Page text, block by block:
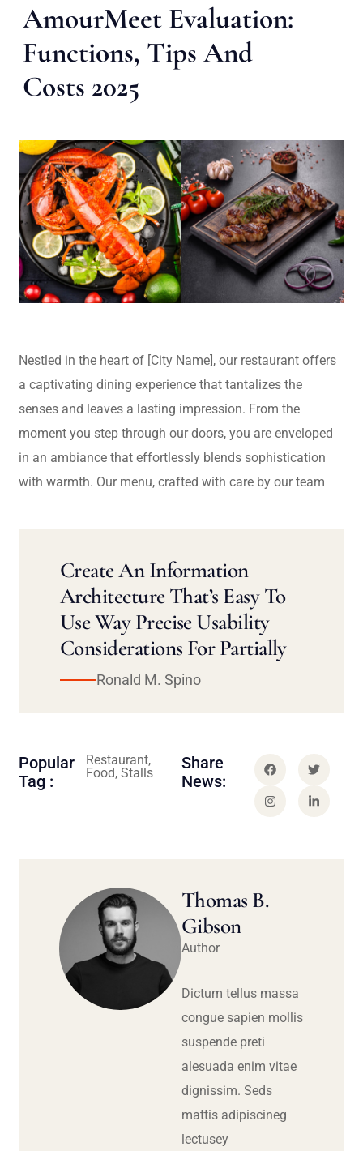
AmourMeet Evaluation:
Functions, Tips And
Costs 2025
Nestled in the heart of [City Name], our restaurant offers
a captivating dining experience that tantalizes the
senses and leaves a lasting impression. From the
moment you step through our doors, you are enveloped
in an ambiance that effortlessly blends sophistication
with warmth. Our menu, crafted with care by our team
Create An Information
Architecture That’s Easy To
Use Way Precise Usability
Considerations For Partially
Ronald M. Spino
Popular
Tag :
Restaurant,
Food, Stalls
Share
News:
Thomas B.
Gibson
Author
Dictum tellus massa
congue sapien mollis
suspende preti
alesuada enim vitae
dignissim. Seds
mattis adipiscineg
lectusey